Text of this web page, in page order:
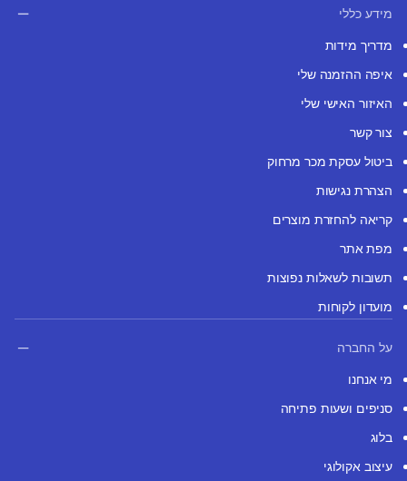
מידע כללי
מדריך מידות
איפה ההזמנה שלי
האיזור האישי שלי
צור קשר
ביטול עסקת מכר מרחוק
הצהרת נגישות
קריאה להחזרת מוצרים
מפת אתר
תשובות לשאלות נפוצות
מועדון לקוחות
על החברה
מי אנחנו
סניפים ושעות פתיחה
בלוג
עיצוב אקולוגי